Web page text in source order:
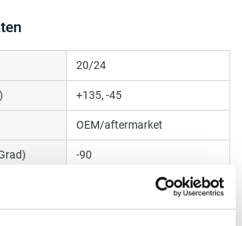
20/24
+135, -45
OEM/aftermarket
-90
(bar)